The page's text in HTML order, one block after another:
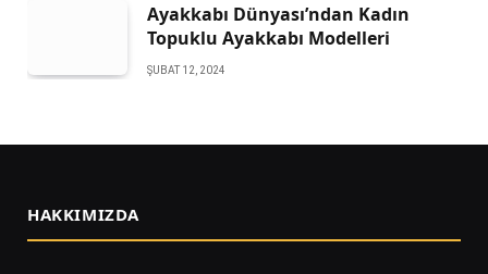
Ayakkabı Dünyası’ndan Kadın
Topuklu Ayakkabı Modelleri
ŞUBAT 12, 2024
HAKKIMIZDA